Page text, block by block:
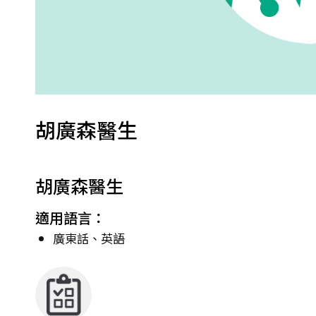
胡廣森醫生
胡廣森醫生
適用語言：
廣東話、英語